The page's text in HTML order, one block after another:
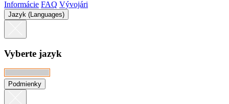
Informácie FAQ Vývojári
Jazyk (Languages)
Vyberte jazyk
Podmienky